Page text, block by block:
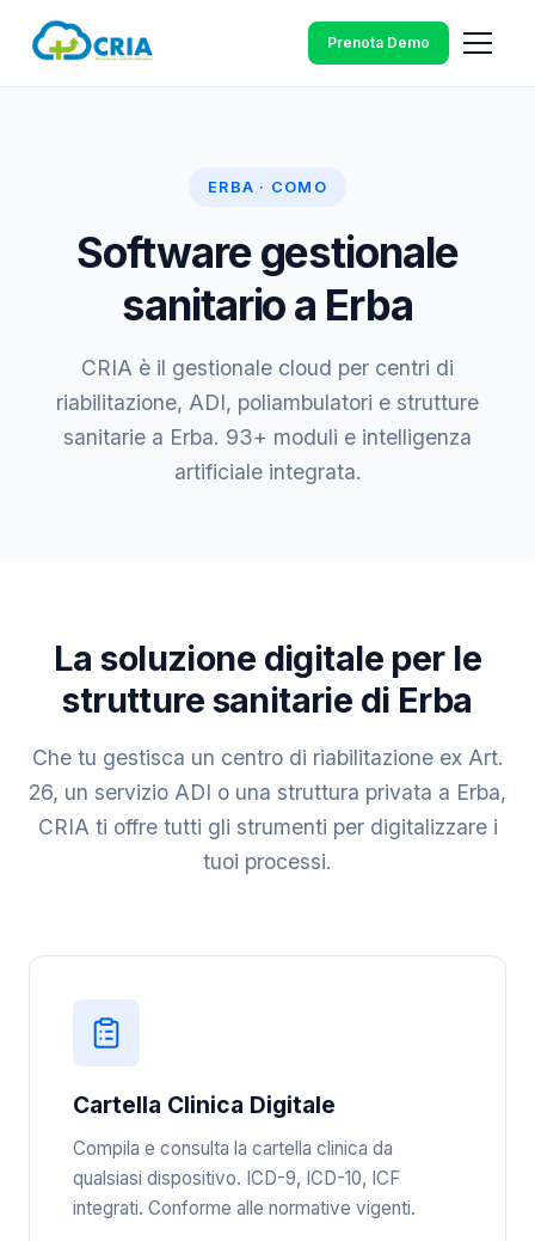
Prenota Demo
ERBA · COMO
Software gestionale
sanitario a Erba
CRIA è il gestionale cloud per centri di
riabilitazione, ADI, poliambulatori e strutture
sanitarie a Erba. 93+ moduli e intelligenza
artificiale integrata.
La soluzione digitale per le
strutture sanitarie di Erba
Che tu gestisca un centro di riabilitazione ex Art.
26, un servizio ADI o una struttura privata a Erba,
CRIA ti offre tutti gli strumenti per digitalizzare i
tuoi processi.
Cartella Clinica Digitale
Compila e consulta la cartella clinica da
qualsiasi dispositivo. ICD-9, ICD-10, ICF
integrati. Conforme alle normative vigenti.